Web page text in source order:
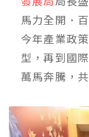
馬力全開．
今年產業政
型，再到國
萬馬奔騰，